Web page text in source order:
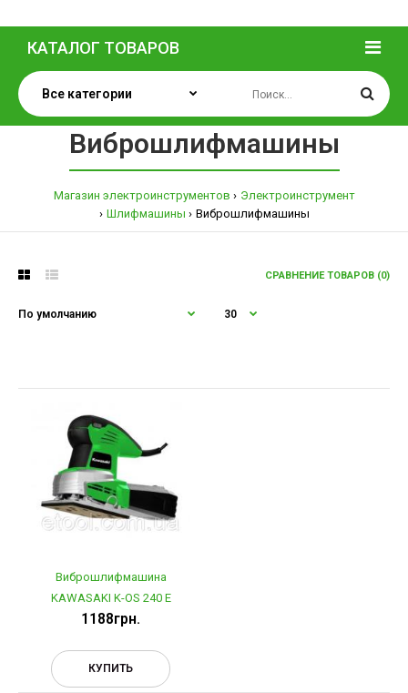
КАТАЛОГ ТОВАРОВ
Виброшлифмашины
Магазин электроинструментов
Электроинструмент
Шлифмашины
Виброшлифмашины
СРАВНЕНИЕ ТОВАРОВ (0)
Виброшлифмашина
KAWASAKI K-OS 240 E
1188грн.
КУПИТЬ